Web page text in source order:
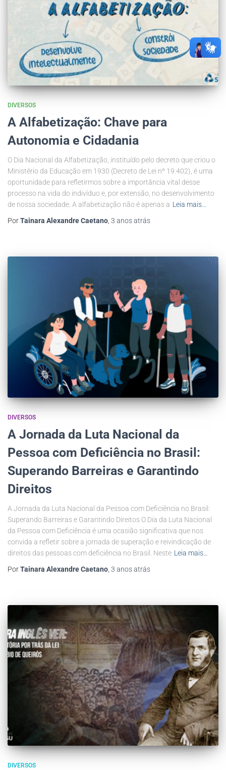
DIVERSOS
A Alfabetização: Chave para
Autonomia e Cidadania
O Dia Nacional da Alfabetização, instituído pelo decreto que criou o
Ministério da Educação em 1930 (Decreto de Lei nº 19.402), é uma
oportunidade para refletirmos sobre a importância vital desse
processo na vida do indivíduo e, por extensão, no desenvolvimento
de nossa sociedade. A alfabetização não é apenas a Leia mais…
PorTainara Alexandre Caetano 3 anosatrás
DIVERSOS
A Jornada da Luta Nacional da
Pessoa com Deficiência no Brasil:
Superando Barreiras e Garantindo
Direitos
A Jornada da Luta Nacional da Pessoa com Deficiência no Brasil:
Superando Barreiras e Garantindo Direitos O Dia da Luta Nacional
da Pessoa com Deficiência é uma ocasião significativa que nos
convida a refletir sobre a jornada de superação e reivindicação de
direitos das pessoas com deficiência no Brasil. Neste Leia mais…
PorTainara Alexandre Caetano 3 anosatrás
DIVERSOS